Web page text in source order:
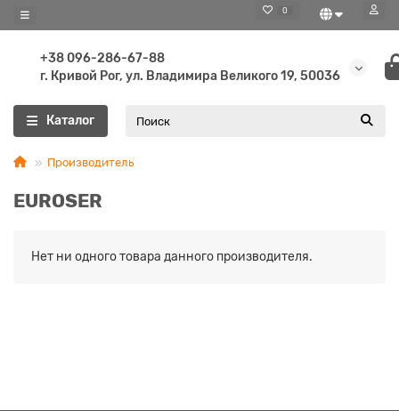
0
+38 096-286-67-88
г. Кривой Рог, ул. Владимира Великого 19, 50036
Каталог
Производитель
EUROSER
Нет ни одного товара данного производителя.